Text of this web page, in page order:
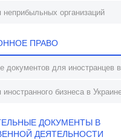
неприбыльных организаций
ПРАВО
для иностранцев
иностранного бизнеса в
ДОКУМЕНТЫ В
ДЕЯТЕЛЬНОСТИ